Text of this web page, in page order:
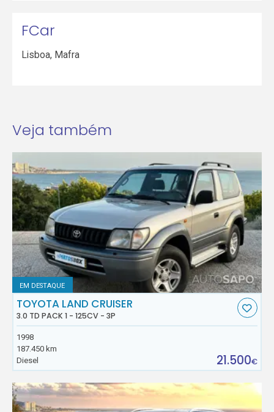
FCar
Lisboa, Mafra
Veja também
EM DESTAQUE
TOYOTA LAND CRUISER
3.0 TD PACK 1 - 125CV - 3P
1998
187.450 km
Diesel
21.500€